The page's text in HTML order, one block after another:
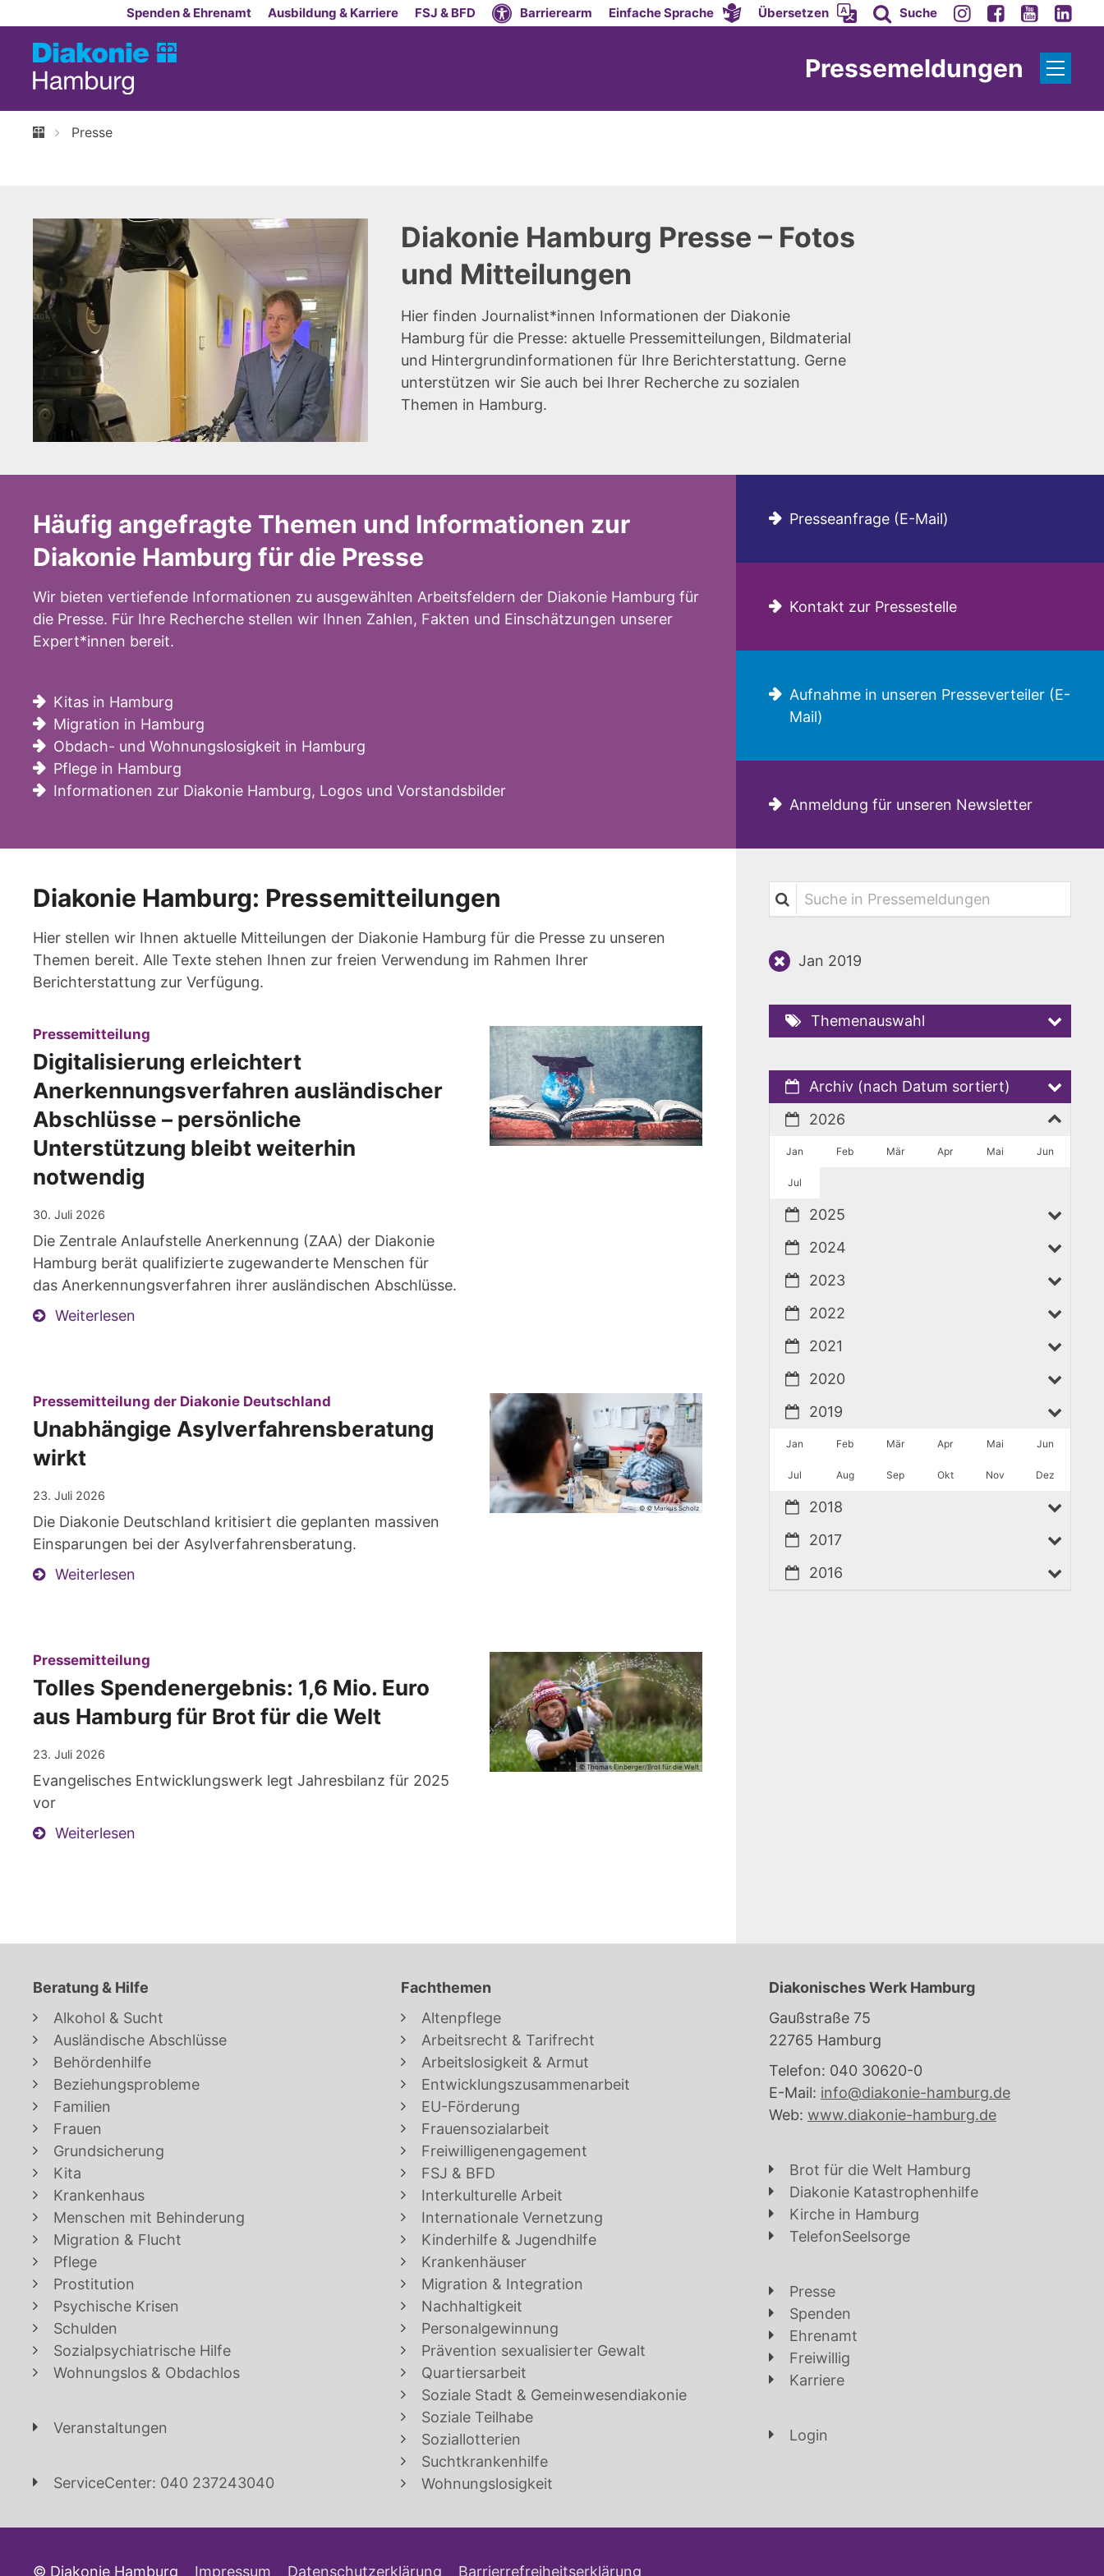
Zum Inhalt springenSpenden & Ehrenamt Ausbildung & Karriere FSJ & BFD Barrierearm Einfache Sprache Übersetzen Suche
Pressemeldungen
Presse
Diakonie Hamburg Presse – Fotos
und Mitteilungen
Hier finden Journalist*innen Informationen der Diakonie
Hamburg für die Presse: aktuelle Pressemitteilungen, Bildmaterial
und Hintergrundinformationen für Ihre Berichterstattung. Gerne
unterstützen wir Sie auch bei Ihrer Recherche zu sozialen
Themen in Hamburg.
Häufig angefragte Themen und Informationen zur
Diakonie Hamburg für die Presse
Wir bieten vertiefende Informationen zu ausgewählten Arbeitsfeldern der Diakonie Hamburg für
die Presse. Für Ihre Recherche stellen wir Ihnen Zahlen, Fakten und Einschätzungen unserer
Expert*innen bereit.
Kitas in Hamburg
Migration in Hamburg
Obdach- und Wohnungslosigkeit in Hamburg
Pflege in Hamburg
Informationen zur Diakonie Hamburg, Logos und Vorstandsbilder
Presseanfrage (E-Mail)
Kontakt zur Pressestelle
Aufnahme in unseren Presseverteiler (E-
Mail)
Anmeldung für unseren Newsletter
Diakonie Hamburg: Pressemitteilungen
Hier stellen wir Ihnen aktuelle Mitteilungen der Diakonie Hamburg für die Presse zu unseren
Themen bereit. Alle Texte stehen Ihnen zur freien Verwendung im Rahmen Ihrer
Berichterstattung zur Verfügung.
Pressemitteilung
Digitalisierung erleichtert
Anerkennungsverfahren ausländischer
Abschlüsse – persönliche
Unterstützung bleibt weiterhin
notwendig
30. Juli 2026
Die Zentrale Anlaufstelle Anerkennung (ZAA) der Diakonie
Hamburg berät qualifizierte zugewanderte Menschen für
das Anerkennungsverfahren ihrer ausländischen Abschlüsse.
Weiterlesen
© © Markus Scholz
Pressemitteilung der Diakonie Deutschland
Unabhängige Asylverfahrensberatung
wirkt
23. Juli 2026
Die Diakonie Deutschland kritisiert die geplanten massiven
Einsparungen bei der Asylverfahrensberatung.
Weiterlesen
© Thomas Einberger/Brot für die Welt
Pressemitteilung
Tolles Spendenergebnis: 1,6 Mio. Euro
aus Hamburg für Brot für die Welt
23. Juli 2026
Evangelisches Entwicklungswerk legt Jahresbilanz für 2025
vor
Weiterlesen
Suche in Pressemeldungen
Jan 2019
Themenauswahl
Archiv (nach Datum sortiert)
2026
Jan Feb Mär Apr Mai Jun
Jul
2025
2024
2023
2022
2021
2020
2019
Jan Feb Mär Apr Mai Jun
Jul Aug Sep Okt Nov Dez
2018
2017
2016
Beratung & Hilfe
Alkohol & Sucht
Ausländische Abschlüsse
Behördenhilfe
Beziehungsprobleme
Familien
Frauen
Grundsicherung
Kita
Krankenhaus
Menschen mit Behinderung
Migration & Flucht
Pflege
Prostitution
Psychische Krisen
Schulden
Sozialpsychiatrische Hilfe
Wohnungslos & Obdachlos
Veranstaltungen
ServiceCenter: 040 237243040
Fachthemen
Altenpflege
Arbeitsrecht & Tarifrecht
Arbeitslosigkeit & Armut
Entwicklungszusammenarbeit
EU-Förderung
Frauensozialarbeit
Freiwilligenengagement
FSJ & BFD
Interkulturelle Arbeit
Internationale Vernetzung
Kinderhilfe & Jugendhilfe
Krankenhäuser
Migration & Integration
Nachhaltigkeit
Personalgewinnung
Prävention sexualisierter Gewalt
Quartiersarbeit
Soziale Stadt & Gemeinwesendiakonie
Soziale Teilhabe
Soziallotterien
Suchtkrankenhilfe
Wohnungslosigkeit
Diakonisches Werk Hamburg
Gaußstraße 75
22765 Hamburg
Telefon: 040 30620-0
E-Mail: info@diakonie-hamburg.de
Web: www.diakonie-hamburg.de
Brot für die Welt Hamburg
Diakonie Katastrophenhilfe
Kirche in Hamburg
TelefonSeelsorge
Presse
Spenden
Ehrenamt
Freiwillig
Karriere
Login
© Diakonie Hamburg Impressum Datenschutzerklärung Barrierrefreiheitserklärung